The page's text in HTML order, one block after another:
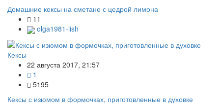
Домашние кексы на сметане с цедрой лимона
11
olga1981-lish
Кексы
22 августа 2017, 21:57
1
5195
Кексы с изюмом в формочках, приготовленные в духовке